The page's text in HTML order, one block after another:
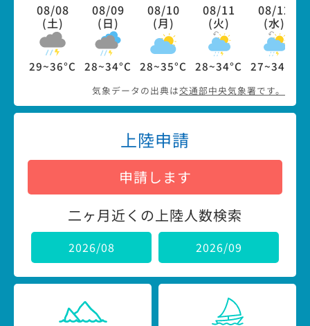
08/08
(土)
29~36°C
08/09
(日)
28~34°C
08/10
(月)
28~35°C
08/11
(火)
28~34°C
08/12
(水)
27~34°C
気象データの出典は交通部中央気象署です。
上陸申請
申請します
二ヶ月近くの上陸人数検索
2026/08 2026/09